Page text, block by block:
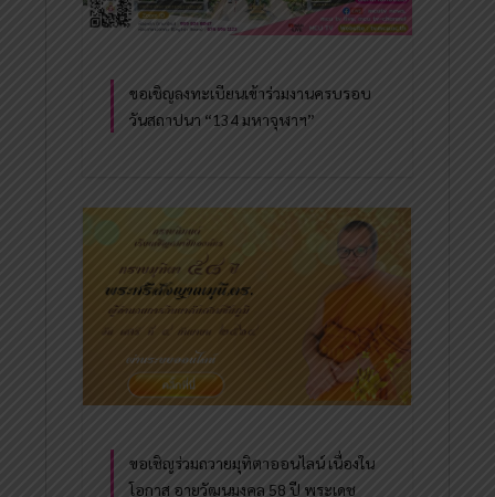
ขอเชิญลงทะเบียนเข้าร่วมงานครบรอบ
วันสถาปนา “134 มหาจุฬาฯ”
ขอเชิญร่วมถวายมุทิตาออนไลน์ เนื่องใน
โอกาส อายุวัฒนมงคล 58 ปี พระเดช